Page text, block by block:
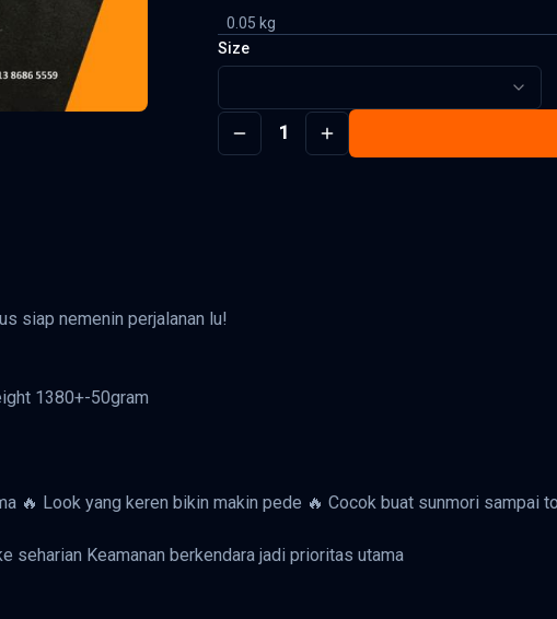
0.05 kg
Size
1
siap nemenin perjalanan lu!
1380+-50gram
🔥 Look yang keren bikin makin pede 🔥 Cocok buat sunmori sampai
seharian Keamanan berkendara jadi prioritas utama